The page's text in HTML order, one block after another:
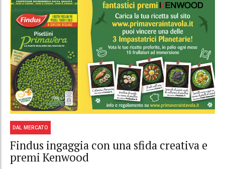
DAL MERCATO
Findus ingaggia con una sfida creativa e
premi Kenwood